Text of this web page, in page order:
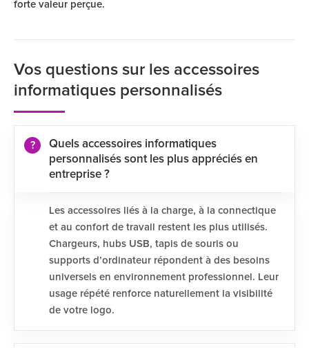
forte valeur perçue.
Vos questions sur les accessoires
informatiques personnalisés
Quels accessoires informatiques
personnalisés sont les plus appréciés en
entreprise ?
Les accessoires liés à la charge, à la connectique
et au confort de travail restent les plus utilisés.
Chargeurs, hubs USB, tapis de souris ou
supports d’ordinateur répondent à des besoins
universels en environnement professionnel. Leur
usage répété renforce naturellement la visibilité
de votre logo.